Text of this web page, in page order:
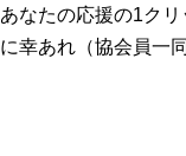
あなたの応援の1ク
に幸あれ（協会員一